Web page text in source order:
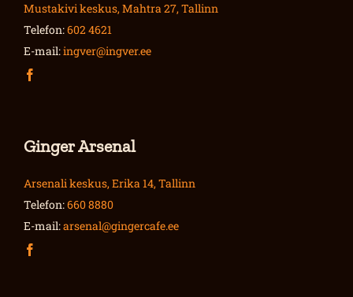
Mustakivi keskus, Mahtra 27, Tallinn
Telefon:602 4621
E-mail:ingver@ingver.ee
Ginger Arsenal
Arsenali keskus, Erika 14, Tallinn
Telefon:660 8880
E-mail:arsenal@gingercafe.ee